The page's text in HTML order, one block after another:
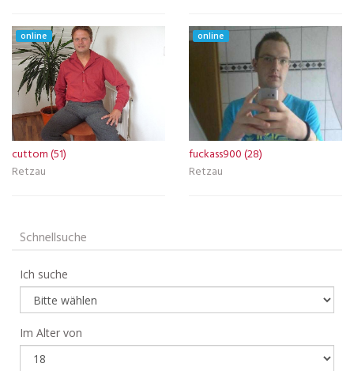
online
cuttom (51)
Retzau
online
fuckass900 (28)
Retzau
Schnellsuche
Ich suche
Im Alter von